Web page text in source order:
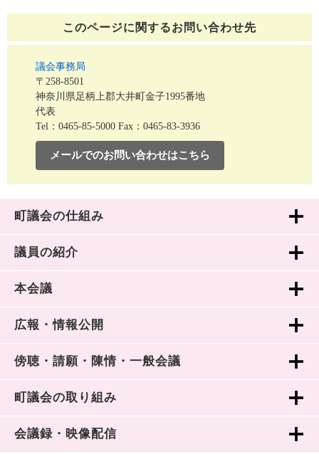
町議会の仕組み
議員の紹介
本会議
広報・情報公開
傍聴・請願・陳情・一般会議
町議会の取り組み
会議録・映像配信
このページに関するお問い合わせ先
議会事務局
〒258-8501
神奈川県足柄上郡大井町金子1995番地
代表
Tel：0465-85-5000 Fax：0465-83-3936
メールでのお問い合わせはこちら